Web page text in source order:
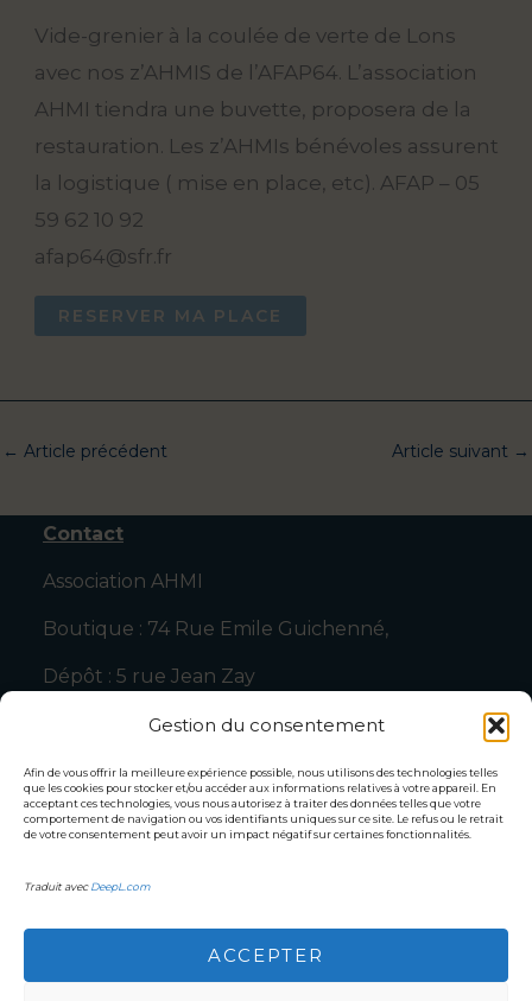
Gestion du consentement
Afin de vous offrir la meilleure expérience possible, nous utilisons des technologies telles
que les cookies pour stocker et/ou accéder aux informations relatives à votre appareil. En
acceptant ces technologies, vous nous autorisez à traiter des données telles que votre
comportement de navigation ou vos identifiants uniques sur ce site. Le refus ou le retrait
de votre consentement peut avoir un impact négatif sur certaines fonctionnalités.
Traduit avecDeepL.com
ACCEPTER
Vide-grenier à la coulée de verte de Lons
avec nos z’AHMIS de l’AFAP64. L’association
AHMI tiendra une buvette, proposera de la
restauration. Les z’AHMIs bénévoles assurent
la logistique ( mise en place, etc). AFAP – 05
59 62 10 92
afap64@sfr.fr
RESERVER MA PLACE
← Article précédent Article suivant →
Contact
Association AHMI
Boutique : 74 Rue Emile Guichenné,
Dépôt : 5 rue Jean Zay
Tel : 0607952564
Mail :association.ahmi@gmail.com